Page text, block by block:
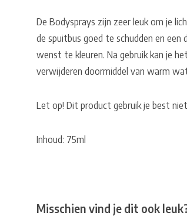
De Bodysprays zijn zeer leuk om je
de spuitbus goed te schudden en een
wenst te kleuren. Na gebruik kan je
verwijderen doormiddel van warm
Let op! Dit product gebruik je best
Inhoud: 75ml
Misschien vind je dit ook